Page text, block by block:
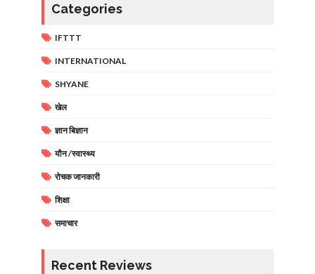
Categories
IFTTT
INTERNATIONAL
SHYANE
खेल
ज्ञान बिज्ञान
यौन /स्वास्थ्य
रोचक जानकारी
शिक्षा
समाचार
Recent Reviews